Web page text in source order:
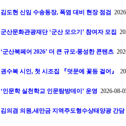
김도현 신임 수송동장, 폭염 대비 현장 점검
군산문화관광재단 ‘군산 모으기’ 참여자 모집
‘군산북페어 2026’ 더 큰 규모‧풍성한 콘텐츠
권수복 시인, 첫 시조집 『덧문에 꽃등 걸어』
‘인문학 실천학교 인문탐방데이’ 운영 2026-08-
김의겸 의원,새만금 지역주도형수상태양광 간담